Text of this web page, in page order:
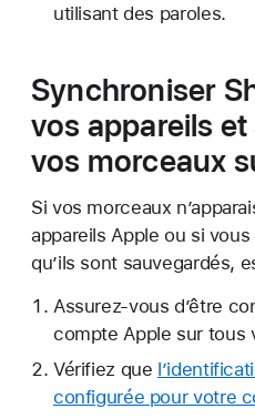
utilisant des paroles.
Synchroniser
vos appareils
vos morceaux
Si vos morceaux
appareils Apple ou si
qu’ils sont sauvegardés,
Assurez-vous d’être
compte Apple sur tous
Vérifiez que
configurée pour votre